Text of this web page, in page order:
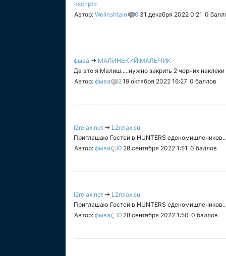
<script>
Автор: Wolinshtain 0 31 декабря 2022 0:21 0
фыва → МАЛИНЬКИЙ МАЛЬЧИК
Да это я Малиш.....нужно закрить 2 чорних
Автор: фыва 219 октября 2022 16:27 0 баллов
l2relax.net → L2relax.su
Приглашаю Гостей в HUNTERS
Автор: фыва 0 28 сентября 2022 1:51 0 баллов
l2relax.net → L2relax.su
Приглашаю Гостей в HUNTERS
Автор: фыва 0 28 сентября 2022 1:50 0 баллов